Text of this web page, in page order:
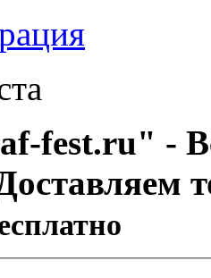
fest.ru" -